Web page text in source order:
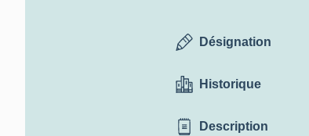
Désignation
Historique
Description